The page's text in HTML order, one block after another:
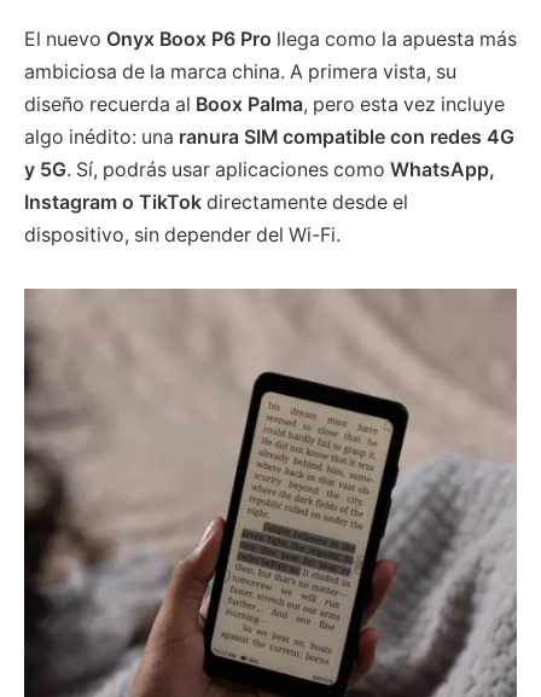
El nuevo Onyx Boox P6 Pro llega como la apuesta más
ambiciosa de la marca china. A primera vista, su
diseño recuerda al Boox Palma, pero esta vez incluye
algo inédito: una ranura SIM compatible con redes 4G
y 5G. Sí, podrás usar aplicaciones como WhatsApp,
Instagram o TikTok directamente desde el
dispositivo, sin depender del Wi-Fi.